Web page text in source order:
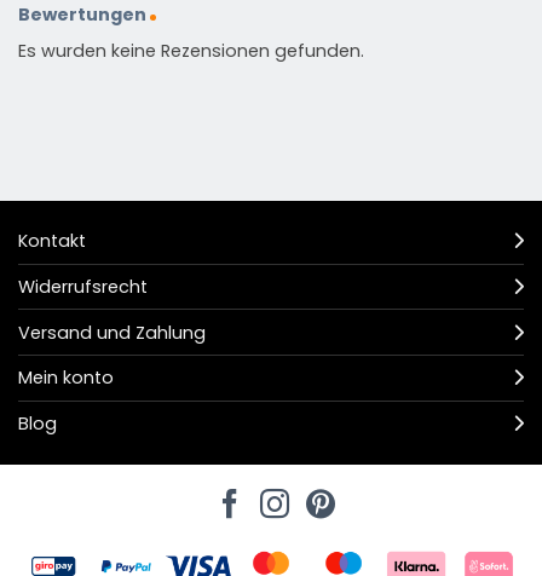
Bewertungen
Es wurden keine Rezensionen gefunden.
Kontakt
Widerrufsrecht
Versand und Zahlung
Mein konto
Blog